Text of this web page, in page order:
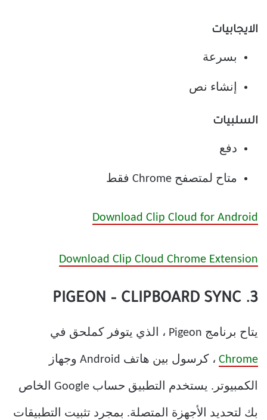
الايجابيات
بسرعة
إنشاء نص
السلبيات
دفع
متاح لمتصفح Chrome فقط
Download Clip Cloud for Android
Download Clip Cloud Chrome Extension
3. PIGEON – CLIPBOARD SYNC
يتاح برنامج Pigeon ، الذي يتوفر كملحق في
Chrome ، كرسول بين هاتف Android وجهاز
الكمبيوتر. يستخدم التطبيق حساب Google الخاص
بك لتحديد الأجهزة المتصلة. بمجرد تثبيت التطبيقات